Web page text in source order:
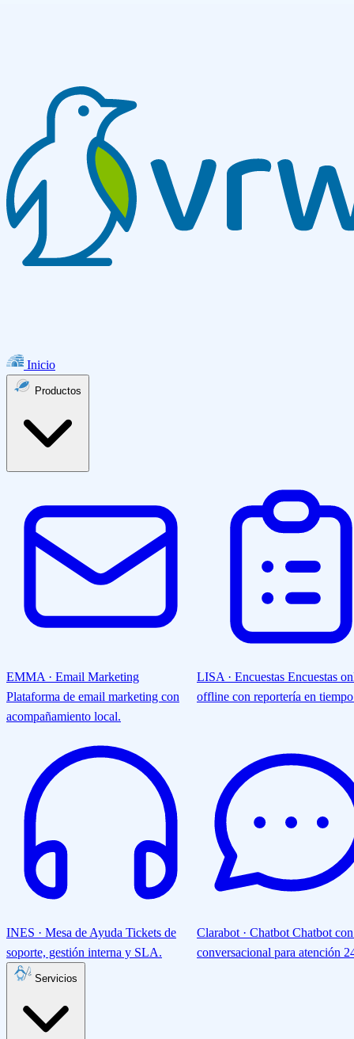
Inicio
EMMA · Email Marketing
Plataforma de email marketing con
acompañamiento local.
LISA · Encuestas Encuestas
offline con reportería en
INES · Mesa de Ayuda Tickets de
soporte, gestión interna y SLA.
Clarabot · Chatbot Chatbot
conversacional para atención